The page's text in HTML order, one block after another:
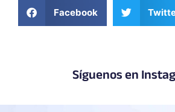
Facebook
Síguenos en